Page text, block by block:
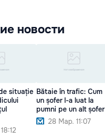
новости
situație Bătaie în trafic: Cum
un șofer l-a luat la
pumni pe un alt șofer
28 Мар. 11:07